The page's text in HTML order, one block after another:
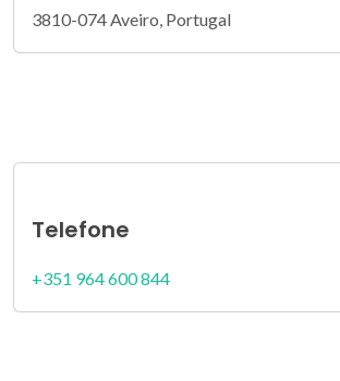
3810-074 Aveiro, Portugal
Telefone
+351 964 600 844